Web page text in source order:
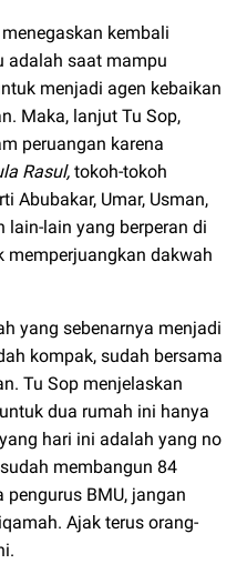
kembali
adalah saat mampu
menjadi agen kebaikan
Maka, lanjut Tu Sop,
peruangan karena
Rasul, tokoh-tokoh
Abubakar, Umar, Usman,
lain-lain yang berperan di
memperjuangkan dakwah
yang sebenarnya menjadi
kompak, sudah bersama
Tu Sop menjelaskan
dua rumah ini hanya
hari ini adalah yang no
membangun 84
BMU, jangan
Ajak terus orang-